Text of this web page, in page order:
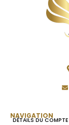
NAVIGATION
DÉTAILS DU COMPTE